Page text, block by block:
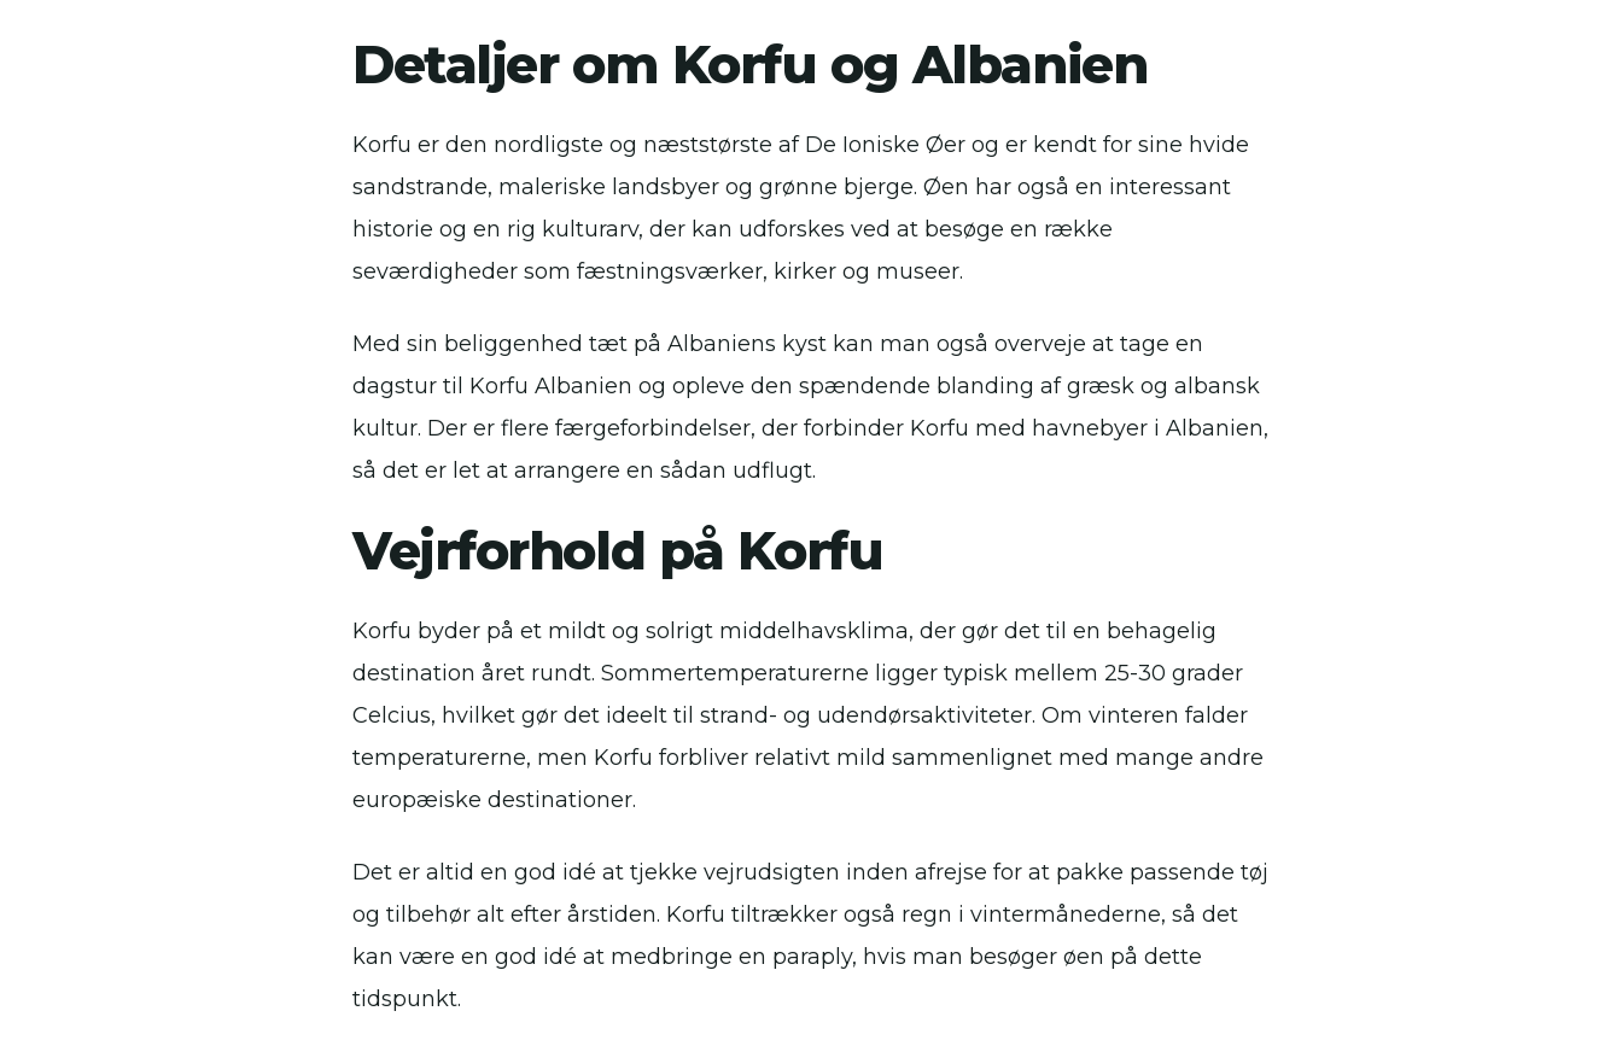
Detaljer om Korfu og Albanien
Korfu er den nordligste og næststørste af De Ioniske Øer og er kendt for sine hvide
sandstrande, maleriske landsbyer og grønne bjerge. Øen har også en interessant
historie og en rig kulturarv, der kan udforskes ved at besøge en række
seværdigheder som fæstningsværker, kirker og museer.
Med sin beliggenhed tæt på Albaniens kyst kan man også overveje at tage en
dagstur til Korfu Albanien og opleve den spændende blanding af græsk og albansk
kultur. Der er flere færgeforbindelser, der forbinder Korfu med havnebyer i Albanien,
så det er let at arrangere en sådan udflugt.
Vejrforhold på Korfu
Korfu byder på et mildt og solrigt middelhavsklima, der gør det til en behagelig
destination året rundt. Sommertemperaturerne ligger typisk mellem 25-30 grader
Celcius, hvilket gør det ideelt til strand- og udendørsaktiviteter. Om vinteren falder
temperaturerne, men Korfu forbliver relativt mild sammenlignet med mange andre
europæiske destinationer.
Det er altid en god idé at tjekke vejrudsigten inden afrejse for at pakke passende tøj
og tilbehør alt efter årstiden. Korfu tiltrækker også regn i vintermånederne, så det
kan være en god idé at medbringe en paraply, hvis man besøger øen på dette
tidspunkt.